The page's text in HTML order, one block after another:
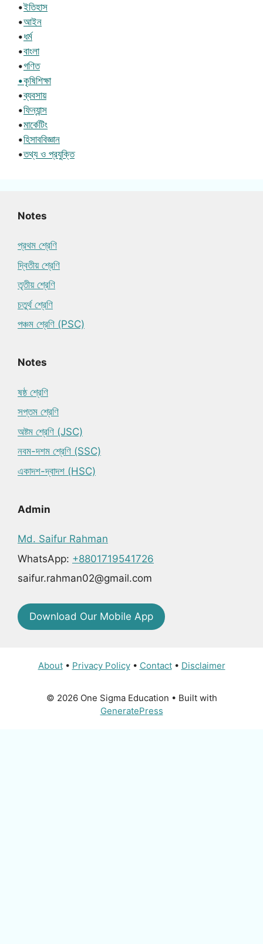
•ইতিহাস
•আইন
•ধর্ম
•বাংলা
•গণিত
•কৃষিশিক্ষা
•ব্যবসায়
•ফিন্যান্স
•মার্কেটিং
•হিসাববিজ্ঞান
•তথ্য ও প্রযুক্তি
Notes
প্রথম শ্রেণি
দ্বিতীয় শ্রেণি
তৃতীয় শ্রেণি
চতুর্থ শ্রেণি
পঞ্চম শ্রেণি (PSC)
Notes
ষষ্ঠ শ্রেণি
সপ্তম শ্রেণি
অষ্টম শ্রেণি (JSC)
নবম-দশম শ্রেণি (SSC)
একাদশ-দ্বাদশ (HSC)
Admin
Md. Saifur Rahman
WhatsApp: +8801719541726
saifur.rahman02@gmail.com
Download Our Mobile App
About• Privacy Policy• Contact• Disclaimer
© 2026 One Sigma Education • Built with
GeneratePress